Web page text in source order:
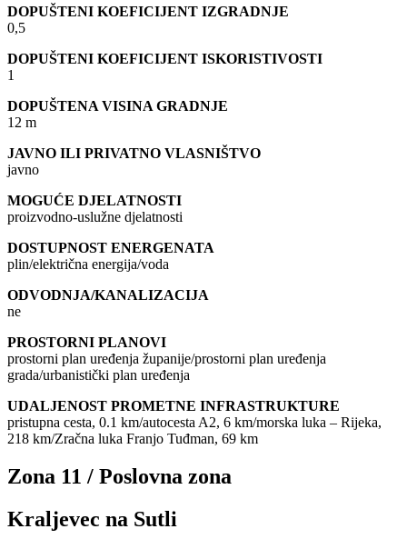
DOPUŠTENI KOEFICIJENT IZGRADNJE
0,5
DOPUŠTENI KOEFICIJENT ISKORISTIVOSTI
1
DOPUŠTENA VISINA GRADNJE
12 m
JAVNO ILI PRIVATNO VLASNIŠTVO
javno
MOGUĆE DJELATNOSTI
proizvodno-uslužne djelatnosti
DOSTUPNOST ENERGENATA
plin/električna energija/voda
ODVODNJA/KANALIZACIJA
ne
PROSTORNI PLANOVI
prostorni plan uređenja županije/prostorni plan uređenja
grada/urbanistički plan uređenja
UDALJENOST PROMETNE INFRASTRUKTURE
pristupna cesta, 0.1 km/autocesta A2, 6 km/morska luka – Rijeka,
218 km/Zračna luka Franjo Tuđman, 69 km
Zona 11 / Poslovna zona
Kraljevec na Sutli